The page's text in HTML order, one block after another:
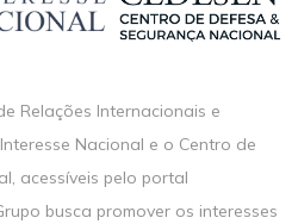
Relações Internacionais e
Nacional e o Centro de
acessíveis pelo portal
busca promover os interesses